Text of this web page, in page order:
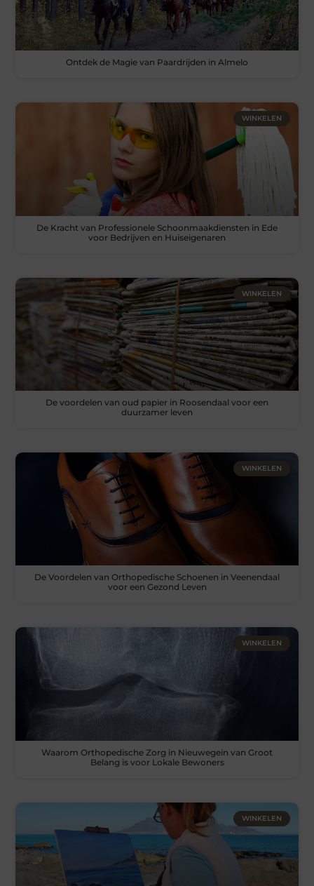
Ontdek de Magie van Paardrijden in Almelo
WINKELEN
De Kracht van Professionele Schoonmaakdiensten in Ede
voor Bedrijven en Huiseigenaren
WINKELEN
De voordelen van oud papier in Roosendaal voor een
duurzamer leven
WINKELEN
De Voordelen van Orthopedische Schoenen in Veenendaal
voor een Gezond Leven
WINKELEN
Waarom Orthopedische Zorg in Nieuwegein van Groot
Belang is voor Lokale Bewoners
WINKELEN